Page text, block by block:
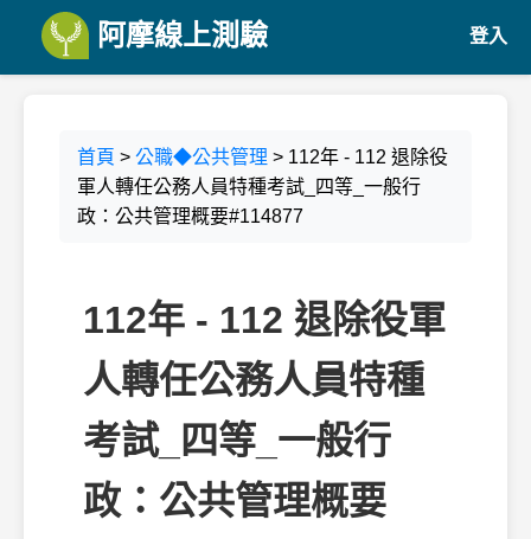
阿摩線上測驗 登入
首頁 > 公職◆公共管理 > 112年 - 112 退除役
軍人轉任公務人員特種考試_四等_一般行
政：公共管理概要#114877
112年 - 112 退除役軍
人轉任公務人員特種
考試_四等_一般行
政：公共管理概要